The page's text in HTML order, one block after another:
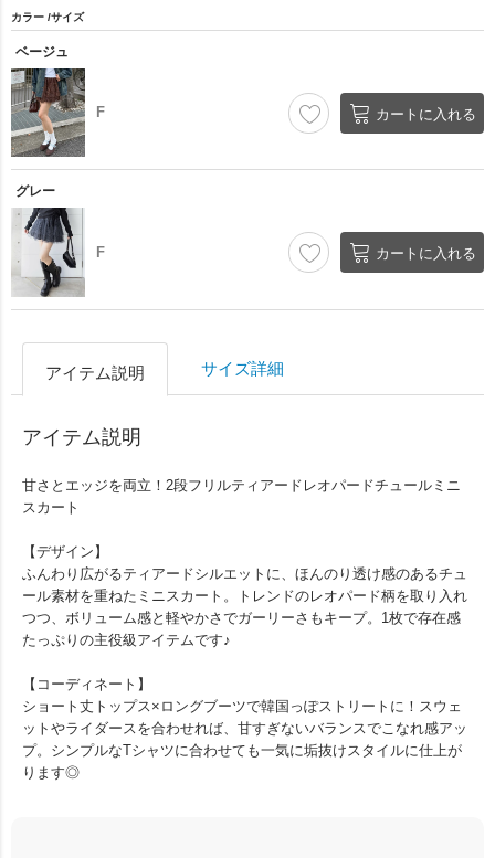
カラー サイズ
ベージュ
F カートに入れる
グレー
F カートに入れる
アイテム説明 サイズ詳細
アイテム説明
甘さとエッジを両立！2段フリルティアードレオパードチュールミニ
スカート
【デザイン】
ふんわり広がるティアードシルエットに、ほんのり透け感のあるチュ
ール素材を重ねたミニスカート。トレンドのレオパード柄を取り入れ
つつ、ボリューム感と軽やかさでガーリーさもキープ。1枚で存在感
たっぷりの主役級アイテムです♪
【コーディネート】
ショート丈トップス×ロングブーツで韓国っぽストリートに！スウェ
ットやライダースを合わせれば、甘すぎないバランスでこなれ感アッ
プ。シンプルなTシャツに合わせても一気に垢抜けスタイルに仕上が
ります◎